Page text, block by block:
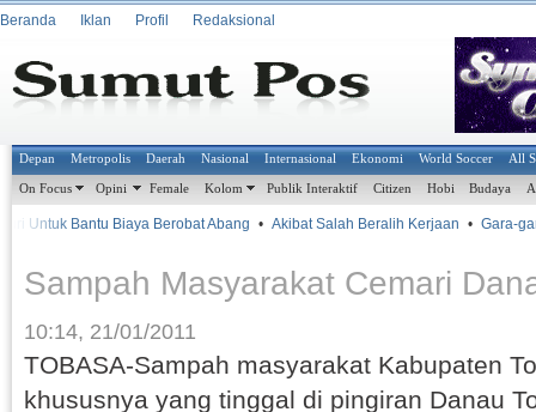
Beranda Iklan Profil Redaksional
Depan Metropolis Daerah Nasional Internasional Ekonomi World Soccer All
On Focus Opini Female Kolom Publik Interaktif Citizen Hobi Budaya
Untuk Bantu Biaya Berobat Abang • Akibat Salah Beralih Kerjaan • Gara-
Sampah Masyarakat Cemari
10:14, 21/01/2011
TOBASA-Sampah masyarakat Kabupaten
khususnya yang tinggal di pingiran Danau